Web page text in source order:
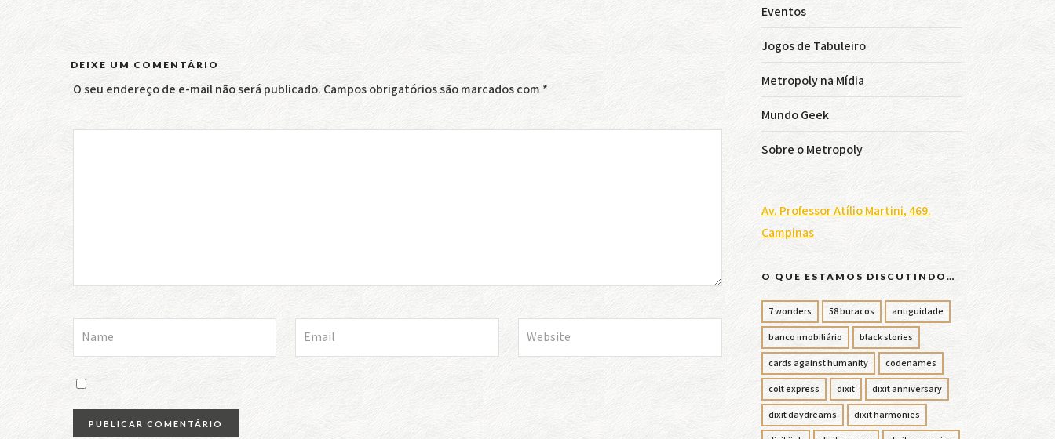
DEIXE UM COMENTÁRIO
O seu endereço de e-mail não será publicado. Campos obrigatórios são marcados com *
Eventos
Jogos de Tabuleiro
Metropoly na Mídia
Mundo Geek
Sobre o Metropoly
Av. Professor Atílio Martini, 469.
Campinas
O QUE ESTAMOS DISCUTINDO…
7 wonders 58 buracos antiguidade
banco imobiliário black stories
cards against humanity codenames
colt express dixit dixit anniversary
dixit daydreams dixit harmonies